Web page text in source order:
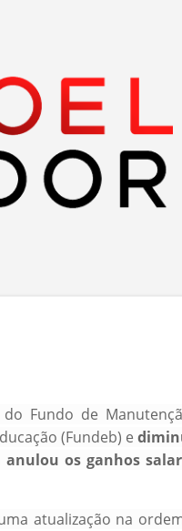
Fundo de
(Fundeb) e
os ganhos
atualização na